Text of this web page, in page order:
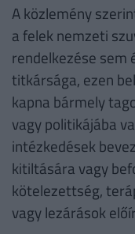
A közlemény
a felek nemzeti
rendelkezése sem
titkársága, ezen
kapna bármely
vagy politikájába
intézkedések
kitiltására vagy
kötelezettség,
vagy lezárások